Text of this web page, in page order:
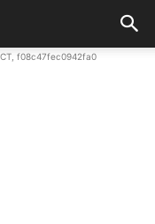
f08c47fec0942fa0